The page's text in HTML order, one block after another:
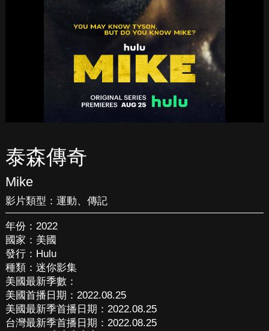
泰森傳奇
Mike
影片類型： 運動、 傳記
年份：2022
國家：美國
發行：Hulu
種類：迷你影集
美國最新季數：
美國首播日期：2022.08.25
美國最新季首播日期：2022.08.25
台灣最新季首播日期：2022.08.25